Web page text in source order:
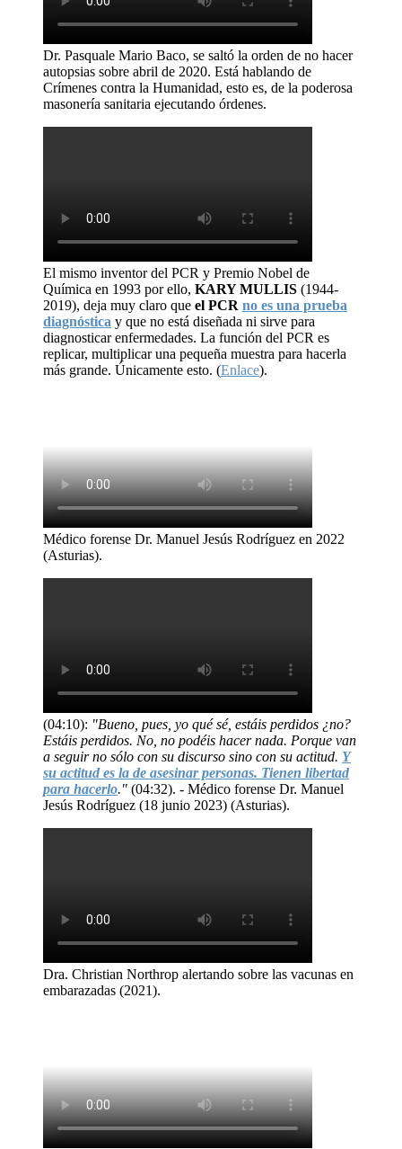
Dr. Pasquale Mario Baco, se saltó la orden de no hacer
autopsias sobre abril de 2020. Está hablando de
Crímenes contra la Humanidad, esto es, de la poderosa
masonería sanitaria ejecutando órdenes.
El mismo inventor del PCR y Premio Nobel de
Química en 1993 por ello, KARY MULLIS (1944-
2019), deja muy claro que el PCR no es una prueba
diagnóstica y que no está diseñada ni sirve para
diagnosticar enfermedades. La función del PCR es
replicar, multiplicar una pequeña muestra para hacerla
más grande. Únicamente esto. (Enlace).
Médico forense Dr. Manuel Jesús Rodríguez en 2022
(Asturias).
(04:10): "Bueno, pues, yo qué sé, estáis perdidos ¿no?
Estáis perdidos. No, no podéis hacer nada. Porque van
a seguir no sólo con su discurso sino con su actitud. Y
su actitud es la de asesinar personas. Tienen libertad
para hacerlo." (04:32). - Médico forense Dr. Manuel
Jesús Rodríguez (18 junio 2023) (Asturias).
Dra. Christian Northrop alertando sobre las vacunas en
embarazadas (2021).